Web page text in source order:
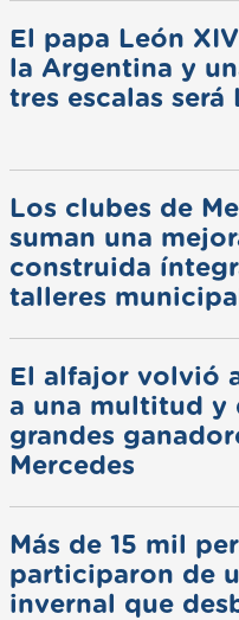
El papa León
la Argentina y
tres escalas será
Los clubes de
suman una
construida
talleres
El alfajor volvió
a una multitud y
grandes
Mercedes
Más de 15 mil
participaron de
invernal que